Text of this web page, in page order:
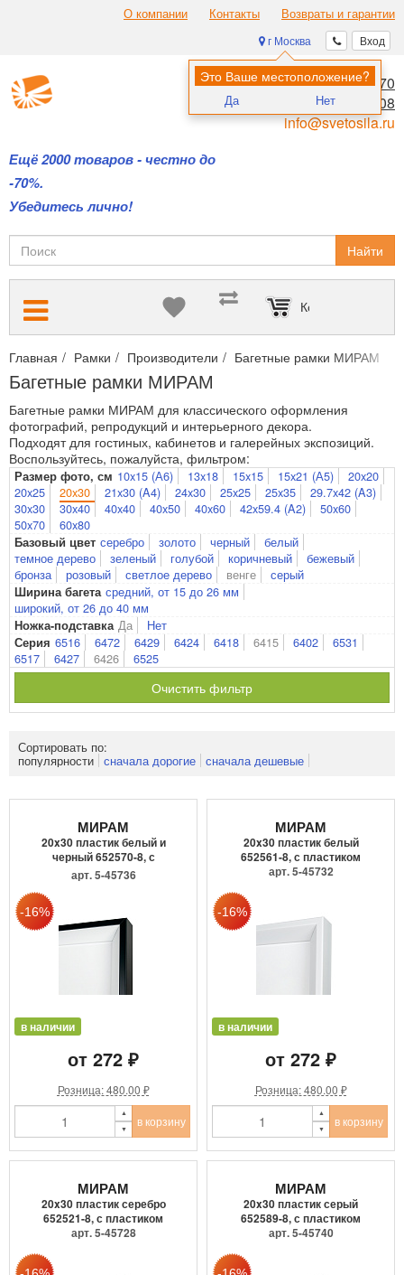
О компании Контакты Возвраты и гарантии
Вход
г Москва
Это Ваше местоположение?
Да Нет
Ещё 2000 товаров - честно до
-70%.
Убедитесь лично!
8 (495) 970-00-70
8 (800) 700-11-08
info@svetosila.ru
Найти
Корзина пуста
Главная Рамки Производители Багетные рамки МИРАМ
Багетные рамки МИРАМ
Багетные рамки МИРАМ для классического оформления
фотографий, репродукций и интерьерного декора.
Подходят для гостиных, кабинетов и галерейных экспозиций.
Воспользуйтесь, пожалуйста, фильтром:
Размер фото, см 10x15 (А6) 13x18 15x15 15x21 (А5)
20x20
20x25
20x30 21x30 (A4) 24x30 25x25 25x35
29.7x42 (A3)
30x30
30x40 40x40 40x50 40x60 42x59.4 (A2)
50x60
50x70
60x80
Базовый цвет серебро золото черный
белый
темное дерево
зеленый голубой коричневый
бежевый
бронза
розовый светлое дерево венге серый
Ширина багета средний, от 15 до 26 мм
широкий, от 26 до 40 мм
Ножка-подставка Да Нет
Серия 6516 6472 6429 6424 6418 6415 6402
6531
6517
6427 6426 6525
Очистить фильтр
Сортировать по:
популярности сначала дорогие сначала дешевые
МИРАМ
20x30 пластик белый и
черный 652570-8, с
пластик...
арт. 5-45736
в наличии
от 272 ₽
Розница: 480.00 ₽
в корзину
МИРАМ
20x30 пластик белый
652561-8, с пластиком
арт. 5-45732
в наличии
от 272 ₽
Розница: 480.00 ₽
в корзину
МИРАМ
20x30 пластик серебро
652521-8, с пластиком
арт. 5-45728
МИРАМ
20x30 пластик серый
652589-8, с пластиком
арт. 5-45740